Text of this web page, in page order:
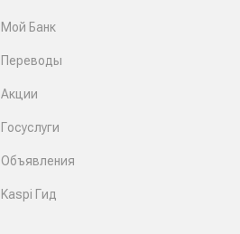
Мой Банк
Переводы
Акции
Госуслуги
Объявления
Kaspi Гид